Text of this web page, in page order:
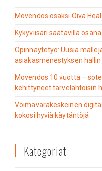
Movendos osaksi Oiva
Kykyviisari saatavilla
Opinnäytetyö: Uusia
asiakasmenestyksen
Movendos 10 vuotta –
kehittyneet tarvelähtöisin
Voimavarakeskeinen
kokosi hyviä käytäntöjä
Kategoriat